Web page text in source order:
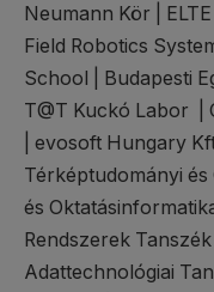
Neumann Kör |
Field Robotics
School | Budapesti
T@T Kuckó Labor |
| evosoft Hungary
Térképtudományi
és
Rendszerek
Adattechnológiai